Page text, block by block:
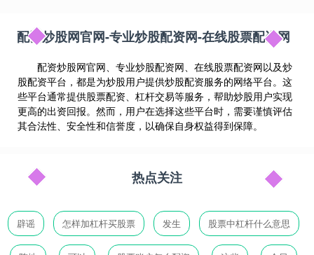
配资炒股网官网-专业炒股配资网-在线股票配资网
配资炒股网官网、专业炒股配资网、在线股票配资网以及炒
股配资平台，都是为炒股用户提供炒股配资服务的网络平台。这
些平台通常提供股票配资、杠杆交易等服务，帮助炒股用户实现
更高的出资回报。然而，用户在选择这些平台时，需要谨慎评估
其合法性、安全性和信誉度，以确保自身权益得到保障。
热点关注
辟谣 怎样加杠杆买股票 发生 股票中杠杆什么意思